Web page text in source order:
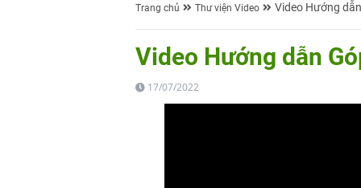
Trang chủ Thư viện Video Video Hướng
Video Hướng dẫn
17/07/2022